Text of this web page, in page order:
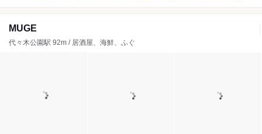
MUGE
代々木公園駅 92m / 居酒屋、海鮮、ふぐ